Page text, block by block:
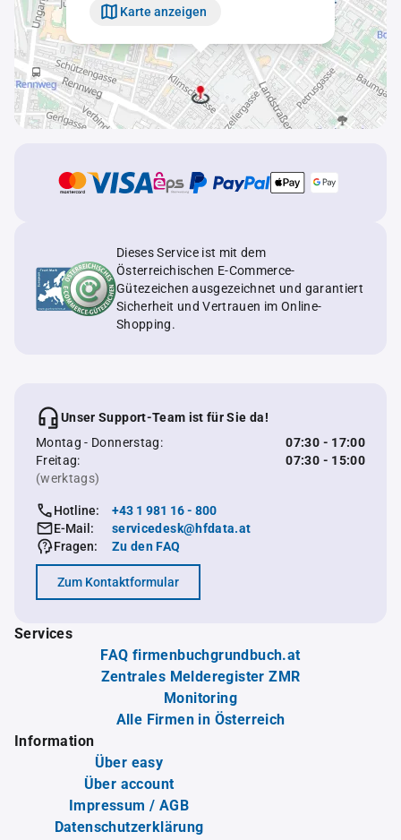
Karte anzeigen
Dieses Service ist mit dem
Österreichischen E-Commerce-
Gütezeichen ausgezeichnet und garantiert
Sicherheit und Vertrauen im Online-
Shopping.
Unser Support-Team ist für Sie da!
Montag - Donnerstag:
07:30 - 17:00
Freitag:
07:30 - 15:00
(werktags)
Hotline:
+43 1 981 16 - 800
E-Mail:
servicedesk@hfdata.at
Fragen:
Zu den FAQ
Zum Kontaktformular
Services
FAQ firmenbuchgrundbuch.at
Zentrales Melderegister ZMR
Monitoring
Alle Firmen in Österreich
Information
Über easy
Über account
Impressum / AGB
Datenschutzerklärung